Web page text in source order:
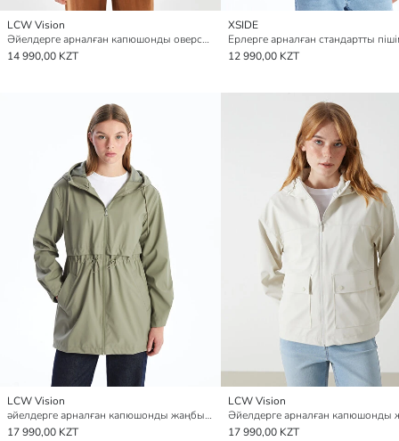
LCW Vision
Әйелдерге арналған капюшонды оверсайз жаңбырға арналған күрте
14 990,00 KZT
XSIDE
12 990,00 KZT
LCW Vision
әйелдерге арналған капюшонды жаңбырға арналған күрте
17 990,00 KZT
LCW Vision
17 990,00 KZT